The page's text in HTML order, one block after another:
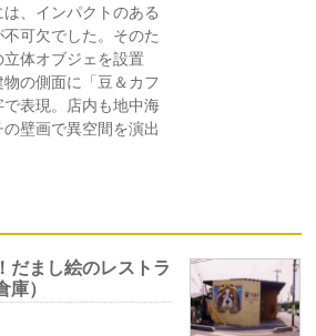
、インパクトのある
可欠でした。そのた
体オブジェを設置
の側面に「豆＆カフ
表現。店内も地中海
壁画で異空間を演出
だまし絵のレストラ
庫）